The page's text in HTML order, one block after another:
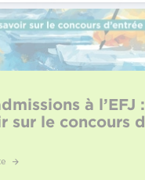
à l’EFJ
sur le concours